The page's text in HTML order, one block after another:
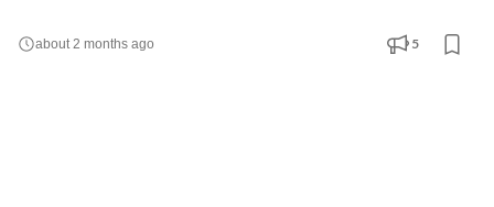
／バックエンド／インフラを横断した開発 ・技術選定やアーキテ
クチャ設計への関与 ・チームでの設計レビュー・コードレビュー
about 2 months ago 5